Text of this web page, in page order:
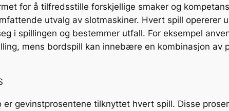
for å tilfredsstille forskjellige smaker og
utvalg av slotmaskiner. Hvert spill opererer
i spillingen og bestemmer utfall. For eksempel
mens bordspill kan innebære en kombinasjon av
gevinstprosentene tilknyttet hvert spill. Disse